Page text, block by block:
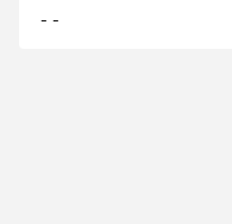
--